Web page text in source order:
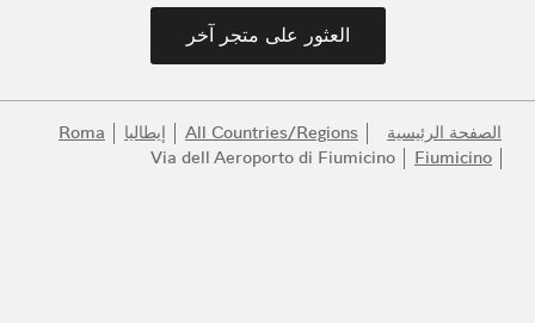
العثور على متجر آخر
الصفحة الرئيسية All Countries/Regions إيطاليا
Roma
Fiumicino
Via dell Aeroporto di Fiumicino